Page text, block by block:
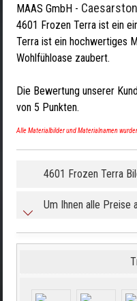
MAAS GmbH -
4601 Frozen Terra ist ein
Terra ist ein hochwertiges
Wohlfühloase zaubert.
Die Bewertung unserer
von 5 Punkten.
Alle Materialbilder und Materialnamen
4601 Frozen Terra
Um Ihnen alle Preise